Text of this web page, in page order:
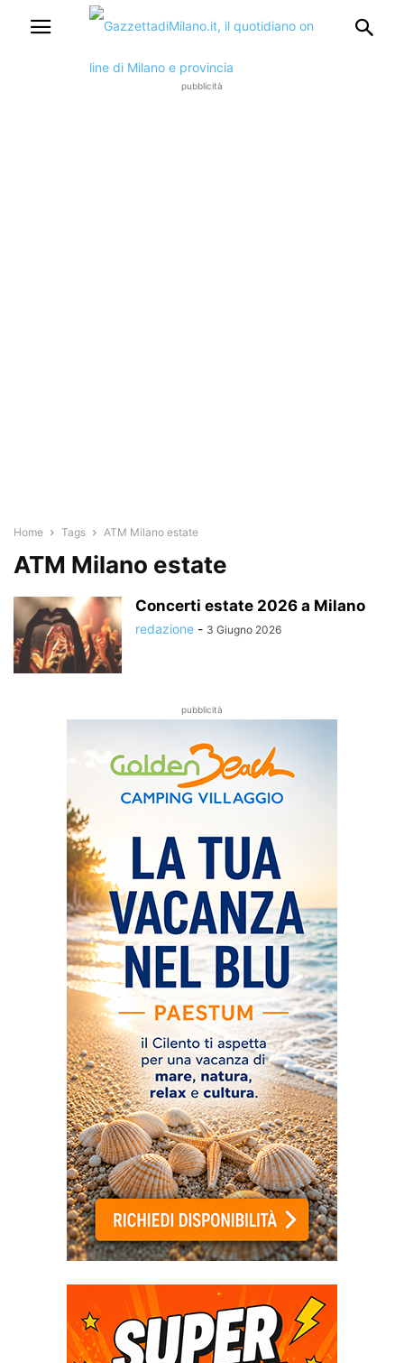
pubblicità
Home Tags ATM Milano estate
ATM Milano estate
Concerti estate 2026 a Milano
redazione - 3 Giugno 2026
pubblicità